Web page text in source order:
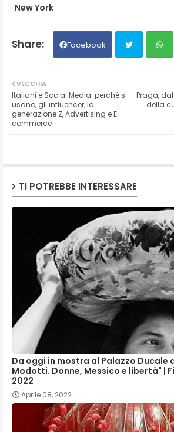
New York
Facebook
ter ats
Praga,
della
VECCHIA
Italiani e Social Media: perché si
usano, gli influencer, la
generazione Z, Advertising e E-
commerce
TI POTREBBE INTERESSARE
Da oggi in mostra al Palazzo Ducale
Modotti. Donne, Messico e libertà" |
2022
Aprile 08, 2022